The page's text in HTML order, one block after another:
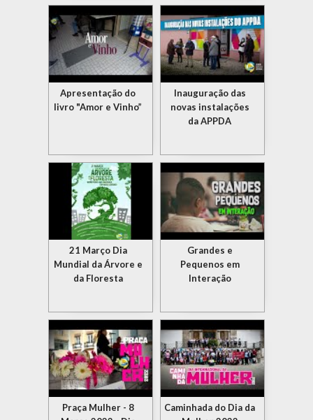
Apresentação do
livro "Amor e Vinho”
Inauguração das
novas instalações
da APPDA
21 Março Dia
Mundial da Árvore e
da Floresta
Grandes e
Pequenos em
Interação
Praça Mulher - 8
Caminhada do Dia da